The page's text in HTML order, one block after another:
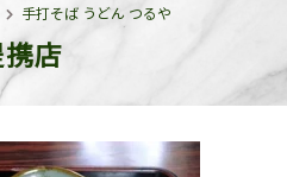
手打そば うどん つるや
店